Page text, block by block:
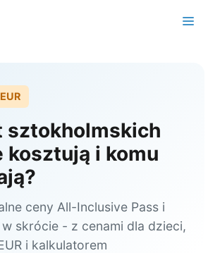
sztokholmskich
kosztują i komu
ceny All-Inclusive Pass i
w skrócie - z cenami dla dzieci,
i kalkulatorem